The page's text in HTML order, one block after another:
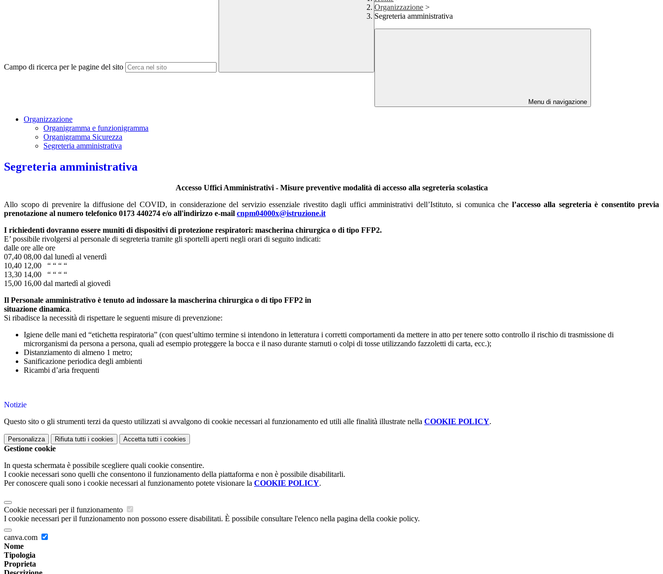
Campo di ricerca per le pagine del sito
Organizzazione >
Segreteria amministrativa
Menu di navigazione
Organizzazione
Organigramma e funzionigramma
Organigramma Sicurezza
Segreteria amministrativa
Segreteria amministrativa
Accesso Uffici Amministrativi - Misure preventive modalità di accesso alla segreteria scolastica
Allo scopo di prevenire la diffusione del COVID, in considerazione del servizio essenziale rivestito dagli uffici amministrativi dell’Istituto, si comunica che l’accesso alla segreteria è consentito previa
prenotazione al numero telefonico 0173 440274 e/o all'indirizzo e-mail cnpm04000x@istruzione.it
I richiedenti dovranno essere muniti di dispositivi di protezione respiratori: mascherina chirurgica o di tipo FFP2.
E’ possibile rivolgersi al personale di segreteria tramite gli sportelli aperti negli orari di seguito indicati:
dalle ore alle ore
07,40 08,00 dal lunedì al venerdì
10,40 12,00 “ “ “ “
13,30 14,00 “ “ “ “
15,00 16,00 dal martedì al giovedì
Il Personale amministrativo è tenuto ad indossare la mascherina chirurgica o di tipo FFP2 in
situazione dinamica.
Si ribadisce la necessità di rispettare le seguenti misure di prevenzione:
Igiene delle mani ed “etichetta respiratoria” (con quest’ultimo termine si intendono in letteratura i corretti comportamenti da mettere in atto per tenere sotto controllo il rischio di trasmissione di
microrganismi da persona a persona, quali ad esempio proteggere la bocca e il naso durante starnuti o colpi di tosse utilizzando fazzoletti di carta, ecc.);
Distanziamento di almeno 1 metro;
Sanificazione periodica degli ambienti
Ricambi d’aria frequenti
Notizie
Questo sito o gli strumenti terzi da questo utilizzati si avvalgono di cookie necessari al funzionamento ed utili alle finalità illustrate nella COOKIE POLICY.
Personalizza Rifiuta tutti i cookies Accetta tutti i cookies
Gestione cookie
In questa schermata è possibile scegliere quali cookie consentire.
I cookie necessari sono quelli che consentono il funzionamento della piattaforma e non è possibile disabilitarli.
Per conoscere quali sono i cookie necessari al funzionamento potete visionare la COOKIE POLICY.
Cookie necessari per il funzionamento
I cookie necessari per il funzionamento non possono essere disabilitati. È possibile consultare l'elenco nella pagina della cookie policy.
canva.com
Nome
Tipologia
Proprieta